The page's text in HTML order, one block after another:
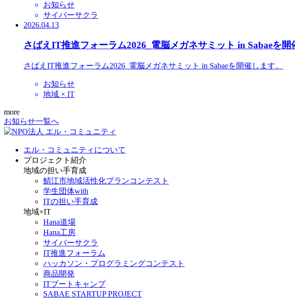
お知らせ
サイバーサクラ
2026.04.13
さばえIT推進フォーラム2026_電脳メガネサミット in Sabaeを開
さばえIT推進フォーラム2026_電脳メガネサミット in Sabaeを開催します。
お知らせ
地域 × IT
more
お知らせ一覧へ
エル・コミュニティについて
プロジェクト紹介
地域の担い手育成
鯖江市地域活性化プランコンテスト
学生団体with
ITの担い手育成
地域×IT
Hana道場
Hana工房
サイバーサクラ
IT推進フォーラム
ハッカソン・プログラミングコンテスト
商品開発
ITブートキャンプ
SABAE STARTUP PROJECT